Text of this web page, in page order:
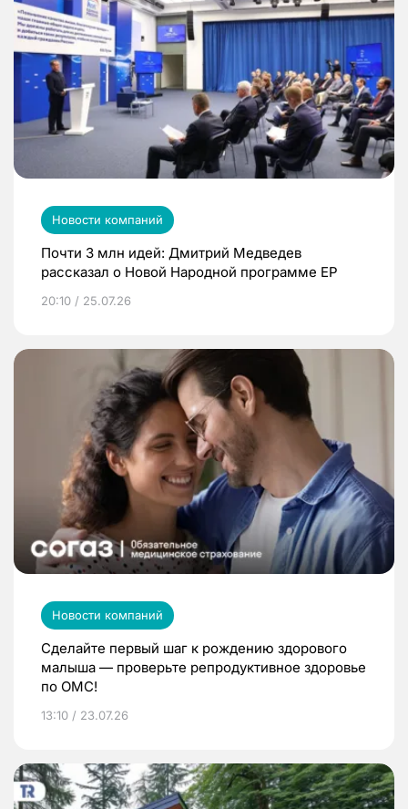
Новости компаний
Почти 3 млн идей: Дмитрий Медведев
рассказал о Новой Народной программе ЕР
20:10 / 25.07.26
Новости компаний
Сделайте первый шаг к рождению здорового
малыша — проверьте репродуктивное здоровье
по ОМС!
13:10 / 23.07.26